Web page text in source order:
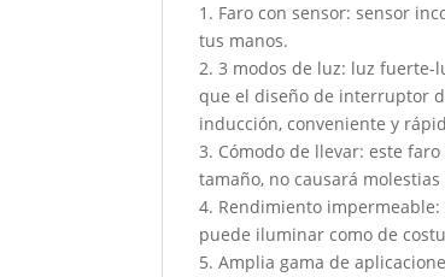
1. Faro con sensor: sensor
tus manos.
2. 3 modos de luz: luz
que el diseño de interruptor
inducción, conveniente y
3. Cómodo de llevar: este
tamaño, no causará molestias
4. Rendimiento
puede iluminar como de
5. Amplia gama de